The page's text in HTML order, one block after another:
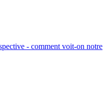
- comment voit-on notre